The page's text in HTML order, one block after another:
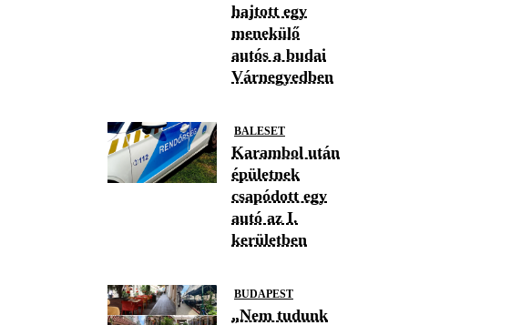
hajtott egy
menekülő
autós a budai
Várnegyedben
BALESET
Karambol után
épületnek
csapódott egy
autó az I.
kerületben
BUDAPEST
„Nem tudunk